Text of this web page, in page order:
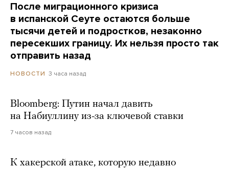
После миграционного кризиса
в испанской Сеуте остаются больше
тысячи детей и подростков, незаконно
пересекших границу. Их нельзя просто так
отправить назад
НОВОСТИ 3 часа назад
Bloomberg: Путин начал давить
на Набиуллину из-за ключевой ставки
7 часов назад
К хакерской атаке, которую недавно